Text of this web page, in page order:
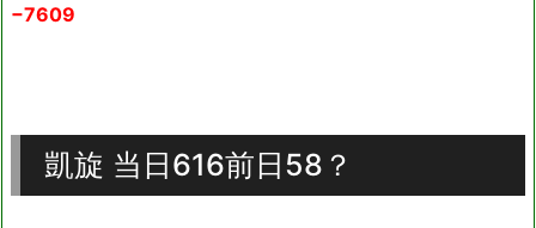
−7609
凱旋 当日616前日58？